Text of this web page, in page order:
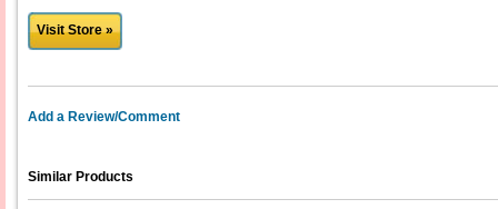
Visit Store »
Add a Review/Comment
Similar Products